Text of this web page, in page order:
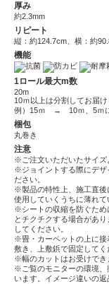
厚み
約2.3mm
リピート
縦：約124.7cm、横：約
機能
1ロール最大m数
20m
10ｍ以上は分割してお届
例）15ｍ → 10ｍ、5ｍ
梱包
丸巻き
注意
※ご注文いただいたサイズ
※ジョイントする際にデザ
ださい。
※製品の特性上、施工直後
使用していくうちに薄れて
※シートの収縮を防ぐため
とチクチクする場合があ
してください。
※畳・カーペットの上に接
敷き、上敷鋲で固定してく
※幅のカットはお受けでき
※ご覧のモニターの環境、
います。イメージ違いの返